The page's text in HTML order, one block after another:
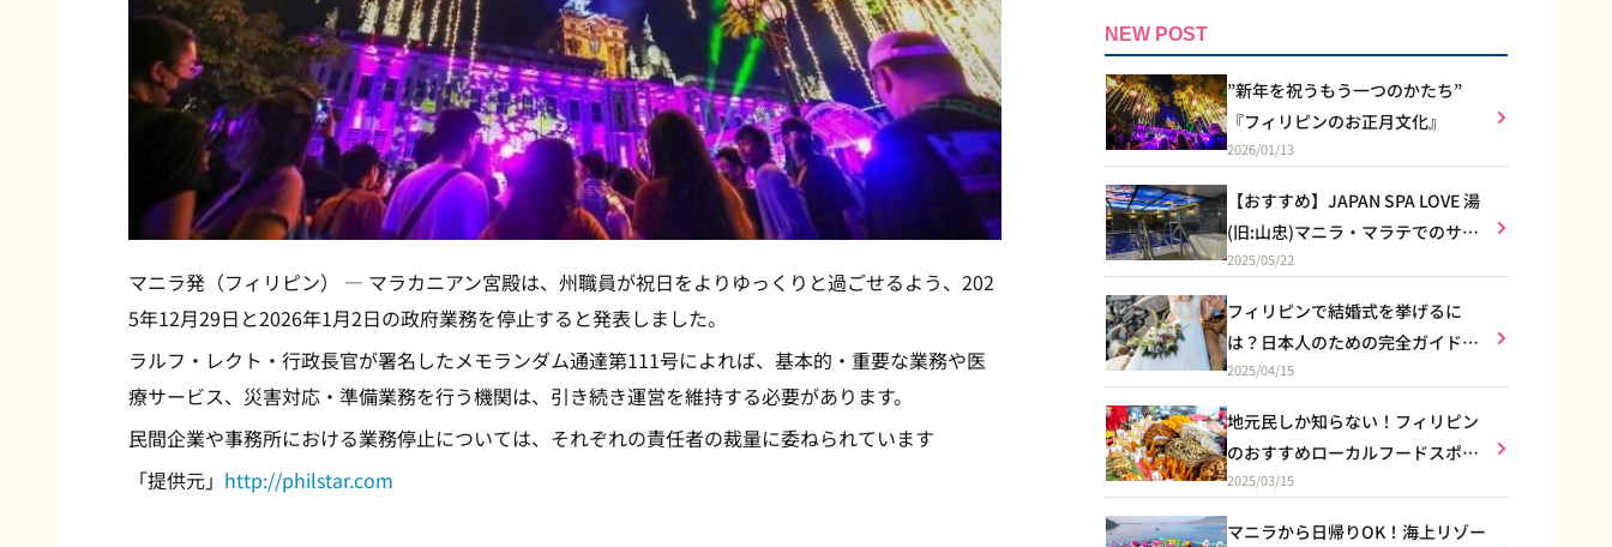
マニラ発（フィリピン） — マラカニアン宮殿は、州職員が祝日をよりゆっくりと過ごせるよう、202
5年12月29日と2026年1月2日の政府業務を停止すると発表しました。
ラルフ・レクト・行政長官が署名したメモランダム通達第111号によれば、基本的・重要な業務や医
療サービス、災害対応・準備業務を行う機関は、引き続き運営を維持する必要があります。
民間企業や事務所における業務停止については、それぞれの責任者の裁量に委ねられています
「提供元」 http://philstar.com
NEW POST
”新年を祝うもう一つのかたち”
『フィリピンのお正月文化』
2026/01/13
【おすすめ】JAPAN SPA LOVE 湯
(旧:山忠)マニラ・マラテでのサウ
ナ体験
2025/05/22
フィリピンで結婚式を挙げるに
は？日本人のための完全ガイド｜
教会式のルールからリゾート婚ま
2025/04/15
地元民しか知らない！フィリピン
のおすすめローカルフードスポッ
トを紹介♪
2025/03/15
マニラから日帰りOK！海上リゾー